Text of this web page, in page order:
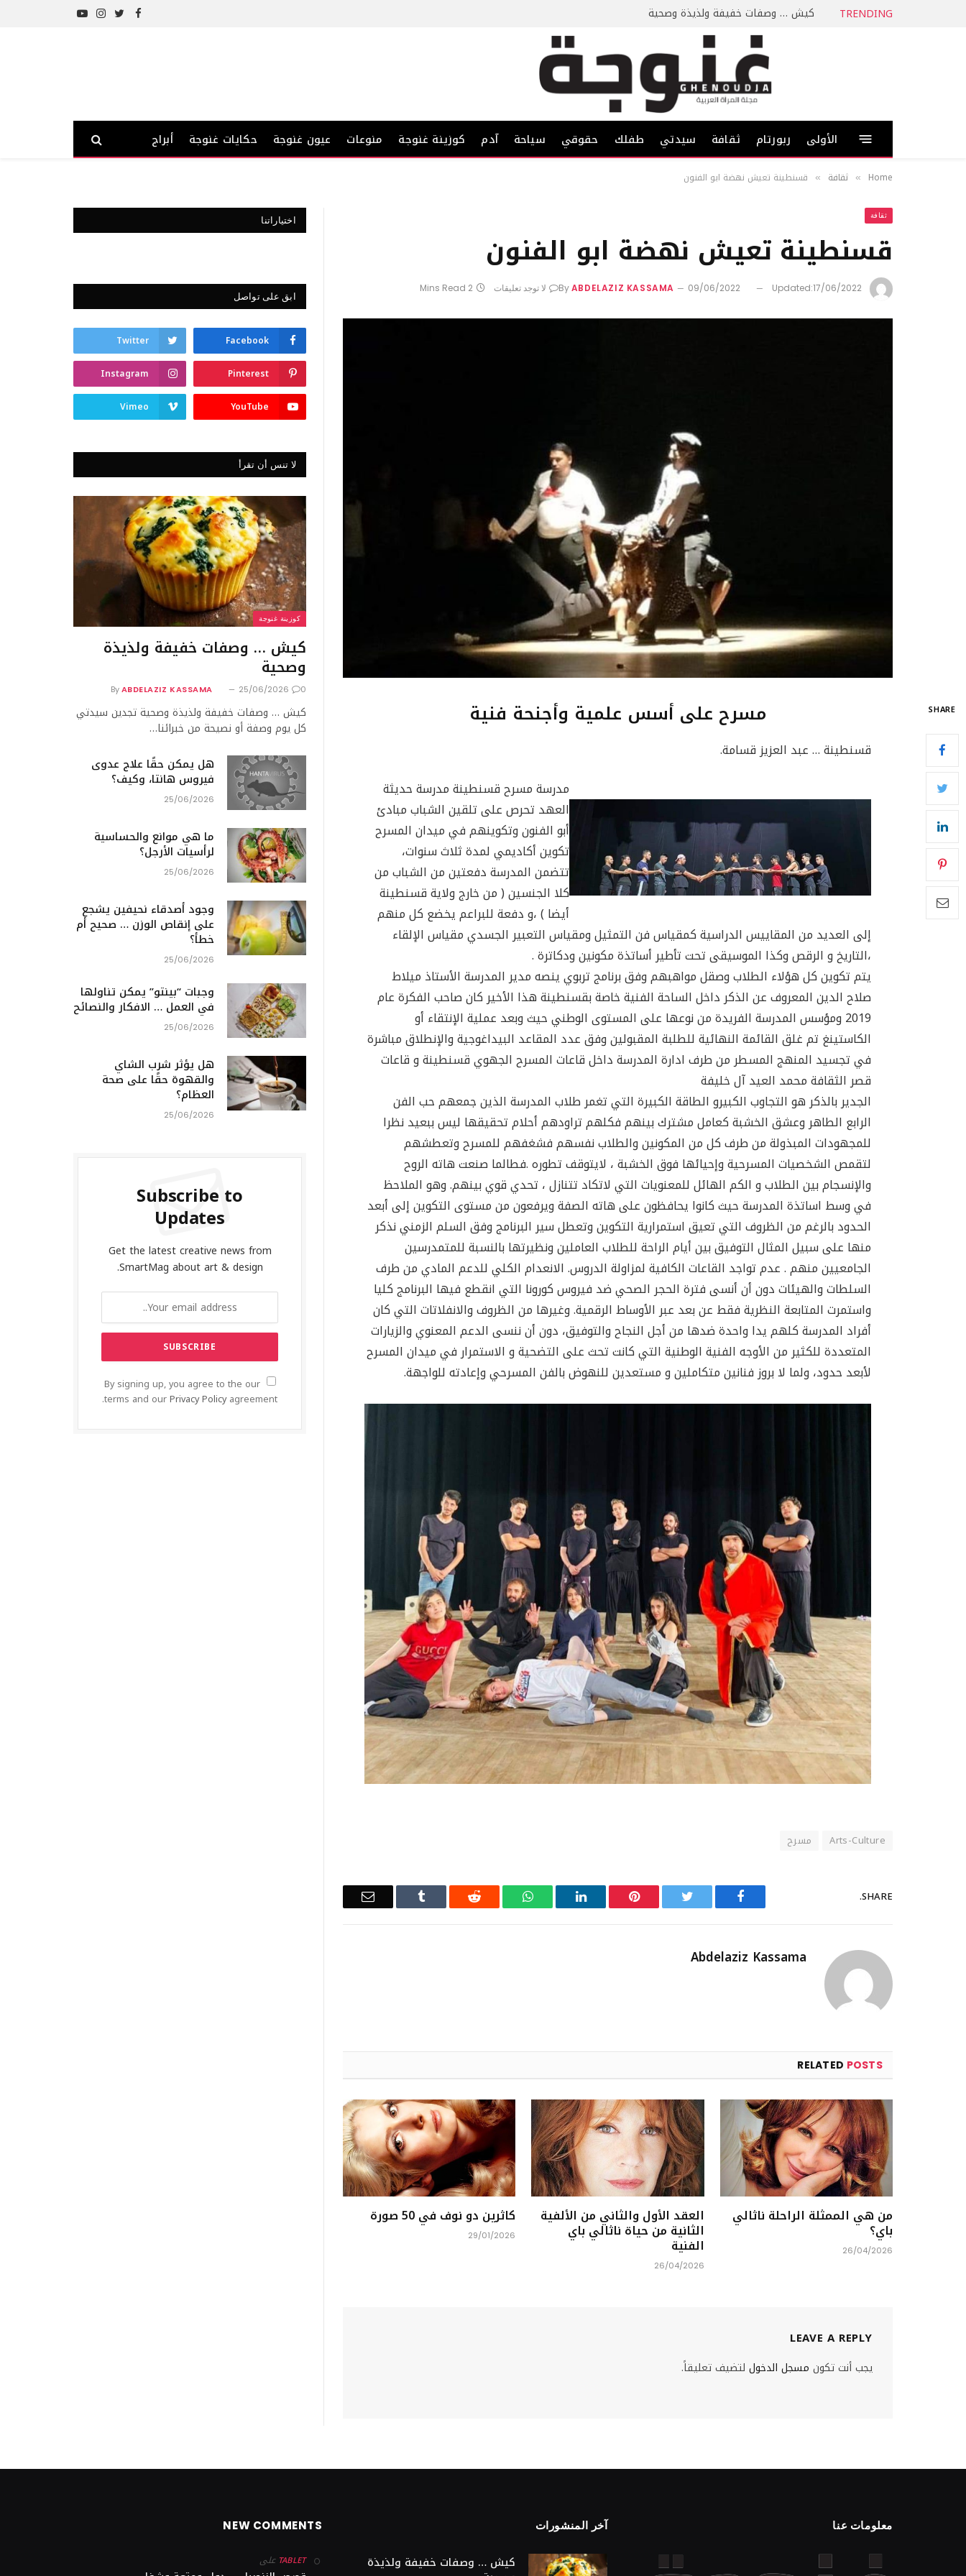
TRENDING كيش … وصفات خفيفة ولذيذة وصحية Facebook
Twitter
Instagram
YouTube
الأولى ربورتام ثقافة سيدتي طفلك حقوقي سياحة آدم كوزينة غنوجة منوعات عيون غنوجة حكايات غنوجة أبراج
Home
» ثقافة » قسنطينة تعيش نهضة ابو الفنون
ثقافة
قسنطينة تعيش نهضة ابو الفنون
ByABDELAZIZ KASSAMA 09/06/2022 Updated:17/06/2022 لا توجد تعليقات 2 Mins Read
SHARE مسرح على أسس علمية وأجنحة فنية
قسنطينة … عبد العزيز قسامة.
مدرسة مسرح قسنطينة مدرسة حديثة
العهد تحرص على تلقين الشباب مبادئ
أبو الفنون وتكوينهم في ميدان المسرح
تكوين أكاديمي لمدة ثلاث سنوات،
تتضمن المدرسة دفعتين من الشباب من
كلا الجنسين ( من خارج ولاية قسنطينة
أيضا ) ،و دفعة للبراعم يخضع كل منهم
إلى العديد من المقاييس الدراسية كمقياس فن التمثيل ومقياس التعبير الجسدي مقياس الإلقاء
،التاريخ و الرقص وكذا الموسيقى تحت تأطير أساتذة مكونين ودكاترة .
يتم تكوين كل هؤلاء الطلاب وصقل مواهبهم وفق برنامج تربوي ينصه مدير المدرسة الأستاذ ميلاط
صلاح الدين المعروف عن الذكر داخل الساحة الفنية خاصة بقسنطينة هذا الأخير كان صاحب الفكرة عام
2019 ومؤسس المدرسة الفريدة من نوعها على المستوى الوطني حيث وبعد عملية الإنتقاء أو
الكاستينغ تم غلق القائمة النهائية للطلبة المقبولين وفق عدد المقاعد البيداغوجية والإنطلاق مباشرة
في تجسيد المنهج المسطر من طرف ادارة المدرسة داخل قاعات المسرح الجهوي قسنطينة و قاعات
قصر الثقافة محمد العيد آل خليفة
الجدير بالذكر هو التجاوب الكبيرو الطاقة الكبيرة التي تغمر طلاب المدرسة الذين جمعهم حب الفن
الرابع الطاهر وعشق الخشبة كعامل مشترك بينهم فكلهم تراودهم أحلام تحقيقها ليس ببعيد نظرا
للمجهودات المبذولة من طرف كل من المكونين والطلاب نفسهم فشغفهم للمسرح وتعطشهم
لتقمص الشخصيات المسرحية وإحيائها فوق الخشبة ، لايتوقف تطوره .فطالما صنعت هاته الروح
والإنسجام بين الطلاب و الكم الهائل للمعنويات التي لاتكاد تتنازل ، تحدي قوي بينهم. وهو الملاحظ
في وسط اساتذة المدرسة حيث كانوا يحافظون على هاته الصفة ويرفعون من مستوى التكوين إلى أبعد
الحدود بالرغم من الظروف التي تعيق استمرارية التكوين وتعطل سير البرنامج وفق السلم الزمني نذكر
منها على سبيل المثال التوفيق بين أيام الراحة للطلاب العاملين ونظيرتها بالنسبة للمتمدرسين
الجامعيين منهم . عدم تواجد القاعات الكافية لمزاولة الدروس. الانعدام الكلي للدعم المادي من طرف
السلطات والهيئات دون أن أنسى فترة الحجر الصحي ضد فيروس كورونا التي انقطع فيها البرنامج كليا
واستمرت المتابعة النظرية فقط عن بعد عبر الأوساط الرقمية. وغيرها من الظروف والانفلاتات التي كان
أفراد المدرسة كلهم يدا واحدة ضدها من أجل النجاح والتوفيق، دون أن ننسى الدعم المعنوي والزيارات
المتعددة للكثير من الأوجه الفنية الوطنية التي كانت تحث على التضحية و الاستمرار في ميدان المسرح
لأبعد حدود، ولما لا بروز فنانين متكاملين و مستعدين للنهوض بالفن المسرحي وإعادته للواجهة.
Arts-Culture مسرح
SHARE.
Facebook
Pinterest
LinkedIn
WhatsApp
Reddit
Tumblr
Email
Abdelaziz Kassama
RELATED POSTS
من هي الممثلة الراحلة ناثالي
باي؟
26/04/2026
العقد الأول والثاني من الألفية
الثانية من حياة ناثالي باي
الفنية
26/04/2026
كاثرين دو نوف في 50 صورة
29/01/2026
LEAVE A REPLY
يجب أنت تكون مسجل الدخول لتضيف تعليقاً.
اختياراتنا
ابق على تواصل
Facebook
Twitter
Pinterest
Instagram
YouTube
Vimeo
لا تنس أن تقرأ
كوزينة غنوجة
كيش … وصفات خفيفة ولذيذة
وصحية
By ABDELAZIZ KASSAMA 25/06/2026 0
كيش … وصفات خفيفة ولذيذة وصحية تجدين سيدتي
كل يوم وصفة أو نصيحة من خبرائنا…
هل يمكن حقًا علاج عدوى
فيروس هانتا، وكيف؟
25/06/2026
ما هي موانع والحساسية
لرأسيات الأرجل؟
25/06/2026
وجود أصدقاء نحيفين يشجع
على إنقاص الوزن … صحيح أم
خطأ؟
25/06/2026
وجبات “بينتو” يمكن تناولها
في العمل … الافكار والنصائح
25/06/2026
هل يؤثر شرب الشاي
والقهوة حقًا على صحة
العظام؟
25/06/2026
Subscribe to
Updates
Get the latest creative news from
SmartMag about art & design.
By signing up, you agree to the our
terms and ourPrivacy Policyagreement.
معلومات عنا آخر المنشورات
كيش … وصفات خفيفة ولذيذة
NEW COMMENTS
TABLET على